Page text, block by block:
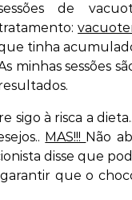
de
tinha
minhas sessões
sigo à risca a
MAS!!! Não
disse que
que o